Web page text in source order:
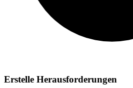
Erstelle Herausforderungen